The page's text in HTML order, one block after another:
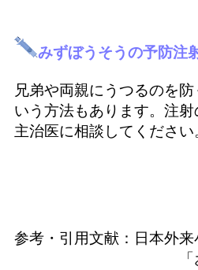
みずぼうそうの予防注
兄弟や両親にうつるのを
いう方法もあります。注
主治医に相談してください
参考・引用文献：日本外
「お母さんに